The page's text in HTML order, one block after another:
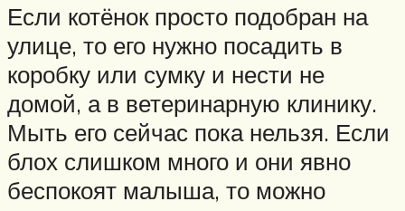
Если котёнок просто подобран на
улице, то его нужно посадить в
коробку или сумку и нести не
домой, а в ветеринарную клинику.
Мыть его сейчас пока нельзя. Если
блох слишком много и они явно
беспокоят малыша, то можно